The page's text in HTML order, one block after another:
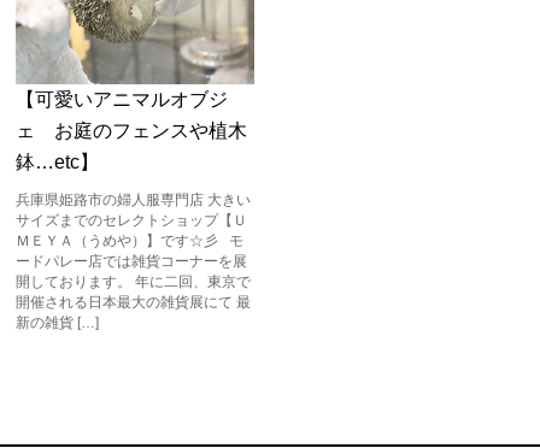
【可愛いアニマルオブジ
ェ お庭のフェンスや植木
鉢…etc】
兵庫県姫路市の婦人服専門店 大きい
サイズまでのセレクトショップ【Ｕ
ＭＥＹＡ（うめや）】です☆彡 モ
ードパレー店では雑貨コーナーを展
開しております。 年に二回、東京で
開催される日本最大の雑貨展にて 最
新の雑貨 […]